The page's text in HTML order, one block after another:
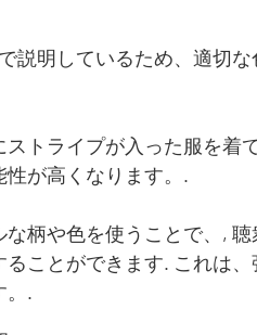
説明しているため、適切
トライプが入った服を着
が高くなります。.
柄や色を使うことで、,
ることができます. これは
。.